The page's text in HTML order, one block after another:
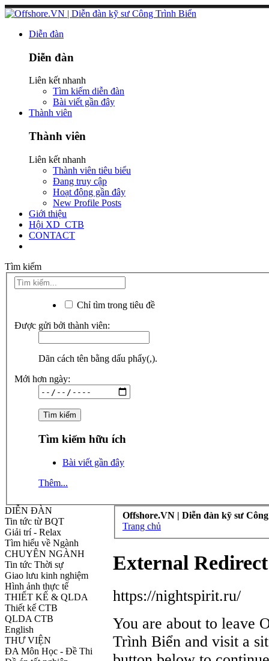
Diễn đàn
Diễn đàn
Liên kết nhanh
Tìm kiếm diễn đàn
Bài viết gần đây
Thành viên
Thành viên
Liên kết nhanh
Thành viên tiêu biểu
Đang truy cập
Hoạt động gần đây
New Profile Posts
Giới thiệu
Hội XD_CTB
CONTACT
Tìm kiếm
Chỉ tìm trong tiêu đề
Được gửi bởi thành viên:
Dãn cách tên bằng dấu phẩy(,).
Mới hơn ngày:
Tìm kiếm hữu ích
Bài viết gần đây
Thêm...
DIỄN ĐÀN
Tin tức từ BQT
Giải trí - Relax
Tìm hiểu về Ngành
CHUYÊN NGÀNH
Tin tức Thời sự
Giao lưu kinh nghiệm
Hình ảnh thực tế
THIẾT KẾ & QLDA
Thiết kế CTB
QLDA CTB
English
THƯ VIỆN
ĐA Môn Học - Đề Thi
Offshore.VN | Diễn đàn kỹ sư
Trang chủ
External Redirect
https://nightspirit.ru/
You are about to leave
Trình Biển and visit a